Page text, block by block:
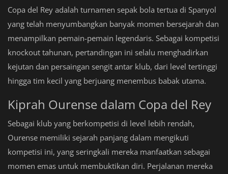
Copa del Rey adalah turnamen sepak bola tertua di Spanyol
yang telah menyumbangkan banyak momen bersejarah dan
menampilkan pemain-pemain legendaris. Sebagai kompetisi
knockout tahunan, pertandingan ini selalu menghadirkan
kejutan dan persaingan sengit antar klub, dari level tertinggi
hingga tim kecil yang berjuang menembus babak utama.
Kiprah Ourense dalam Copa del Rey
Sebagai klub yang berkompetisi di level lebih rendah,
Ourense memiliki sejarah panjang dalam mengikuti
kompetisi ini, yang seringkali mereka manfaatkan sebagai
momen emas untuk membuktikan diri. Perjalanan mereka